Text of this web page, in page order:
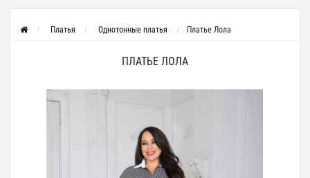
Платья Однотонные платья Платье Лола
ПЛАТЬЕ ЛОЛА